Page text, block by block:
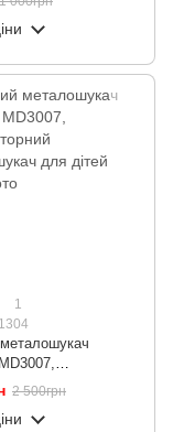
1
металошукач
2 500грн